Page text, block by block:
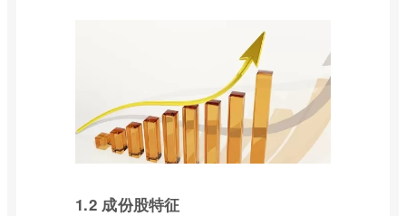
1.2 成份股特征